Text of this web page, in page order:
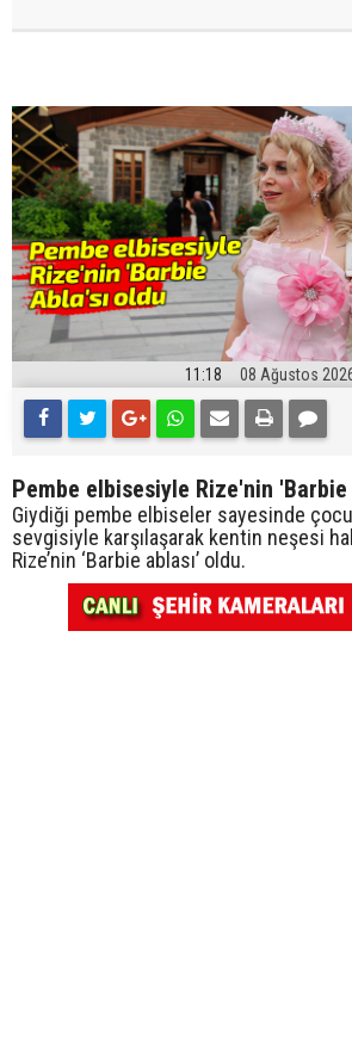
11:18 08 Ağustos
Pembe elbisesiyle Rize'nin 'Barbie
Giydiği pembe elbiseler sayesinde
sevgisiyle karşılaşarak kentin neşesi
Rize’nin ‘Barbie ablası’ oldu.